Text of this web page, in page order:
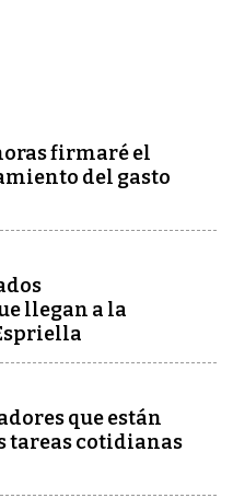
firmaré el
del gasto
llegan a la
que están
tareas cotidianas